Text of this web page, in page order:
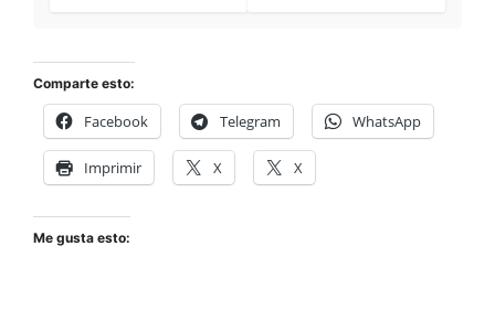
Comparte esto:
Facebook Telegram WhatsApp
Imprimir X X
Me gusta esto: